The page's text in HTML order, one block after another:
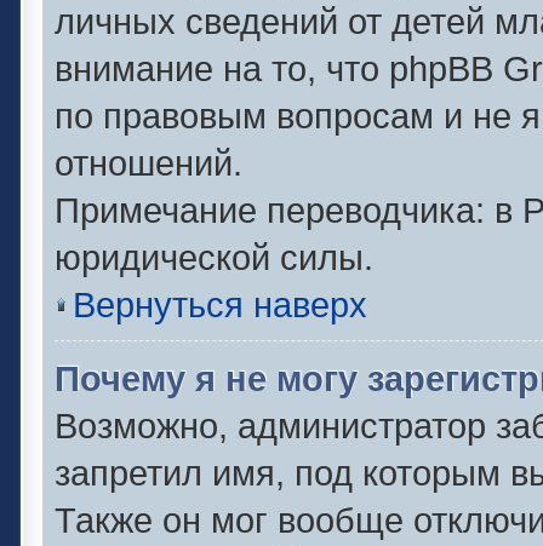
личных сведений от детей
внимание на то, что phpBB
по правовым вопросам и не
отношений.
Примечание переводчика: в
юридической силы.
Вернуться наверх
Почему я не могу
Возможно, администратор
запретил имя, под которым
Также он мог вообще